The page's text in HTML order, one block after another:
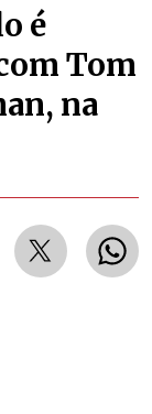
é
Tom
na